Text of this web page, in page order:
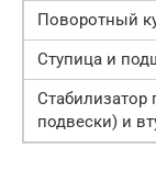
Поворотный
Ступица и
Стабилизатор
подвески) и